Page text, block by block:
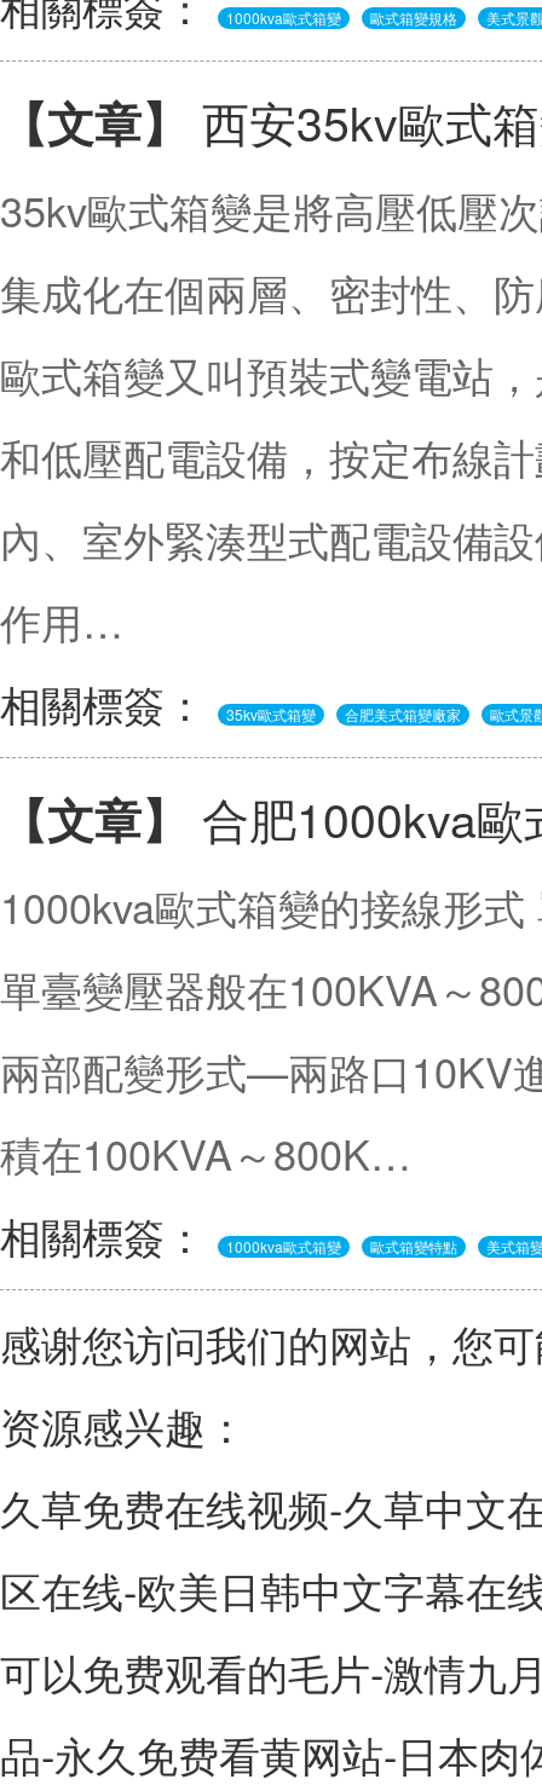
1000kva歐式箱變 歐式箱變規格 美式景
【文章】 西安35kv歐式
35kv歐式箱變是將高壓低壓
集成化在個兩層、密封性、
歐式箱變又叫預裝式變電站
和低壓配電設備，按定布線
內、室外緊湊型式配電設備
作用…
相關標簽：
35kv歐式箱變 合肥美式箱變廠家 歐式景
【文章】 合肥1000kva歐
1000kva歐式箱變的接線形
單臺變壓器般在100KVA～
兩部配變形式—兩路口10KV
積在100KVA～800K…
相關標簽：
1000kva歐式箱變 歐式箱變特點 美式箱
感谢您访问我们的网站，您
资源感兴趣：
久草免费在线视频-久草中文
区在线-欧美日韩中文字幕在
可以免费观看的毛片-激情九
品-永久免费看黄网站-日本